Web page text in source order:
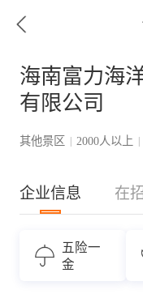
海南富力海
有限公司
其他景区 | 2000人以上 |
企业信息 在
五险一
金